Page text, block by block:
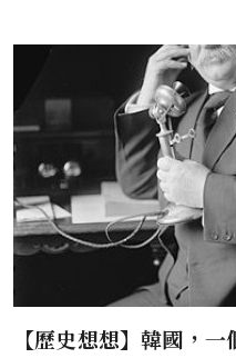
【歷史想想】韓國，